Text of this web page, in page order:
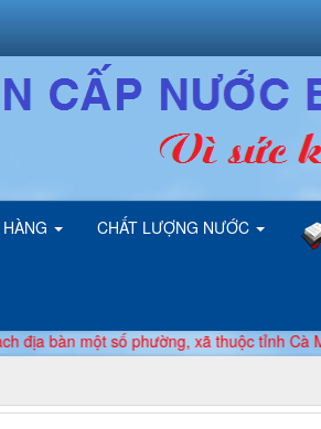
CHẤT LƯỢNG NƯỚC
một số phường, xã thuộc tỉnh Cà Mau***